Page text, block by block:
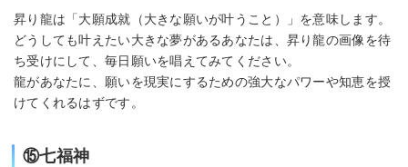
昇り龍は「大願成就（大きな願いが叶うこと）」を意味します。
どうしても叶えたい大きな夢があるあなたは、昇り龍の画像を待
ち受けにして、毎日願いを唱えてみてください。
龍があなたに、願いを現実にするための強大なパワーや知恵を授
けてくれるはずです。
⑮七福神